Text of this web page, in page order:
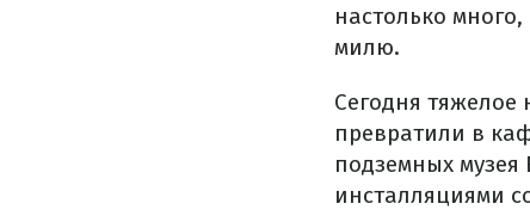
настолько
милю.
Сегодня тяжелое
превратили в
подземных
инсталляциями